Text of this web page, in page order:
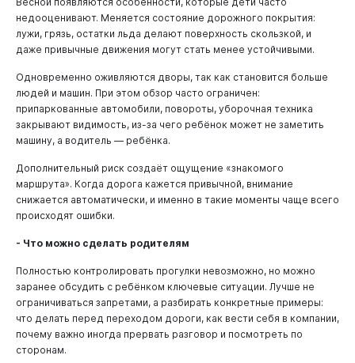
недооценивают. Меняется состояние дорожного покрытия:
лужи, грязь, остатки льда делают поверхность скользкой, и
даже привычные движения могут стать менее устойчивыми.
Одновременно оживляются дворы, так как становится больше
людей и машин. При этом обзор часто ограничен:
припаркованные автомобили, повороты, уборочная техника
закрывают видимость, из-за чего ребёнок может не заметить
машину, а водитель — ребёнка.
Дополнительный риск создаёт ощущение «знакомого
маршрута». Когда дорога кажется привычной, внимание
снижается автоматически, и именно в такие моменты чаще всего
происходят ошибки.
- Что можно сделать родителям
Полностью контролировать прогулки невозможно, но можно
заранее обсудить с ребёнком ключевые ситуации. Лучше не
ограничиваться запретами, а разбирать конкретные примеры:
что делать перед переходом дороги, как вести себя в компании,
почему важно иногда прервать разговор и посмотреть по
сторонам.